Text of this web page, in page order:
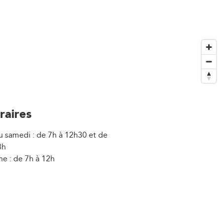
samedi : de 7h à 12h30 et de
: de 7h à 12h